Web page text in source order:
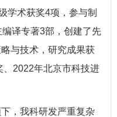
学术获奖4项，参与制
译专著3部，创建了先
与技术，研究成果获
2022年北京市科技进
，我科研发严重复杂